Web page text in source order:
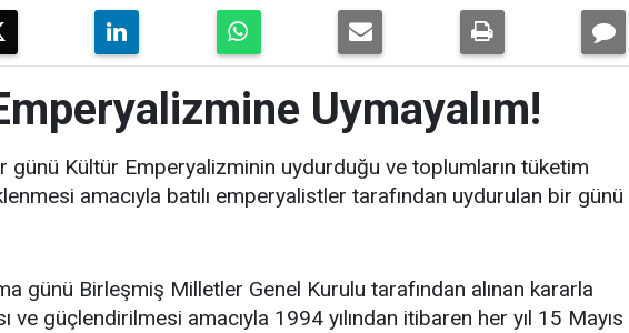
Uymayalım!
günü Kültür Emperyalizminin uydurduğu ve toplumların tüketim
amacıyla batılı emperyalistler tarafından uydurulan bir günü
günü Birleşmiş Milletler Genel Kurulu tarafından alınan kararla
ve güçlendirilmesi amacıyla 1994 yılından itibaren her yıl 15 Mayıs